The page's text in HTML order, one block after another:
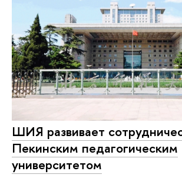
ШИЯ развивает
Пекинским педагогическим
университетом